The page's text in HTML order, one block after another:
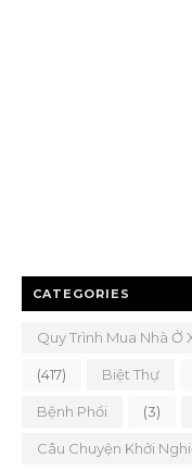
CATEGORIES
Quy Trình Mua Nhà Ở
(417) Biệt Thự
Bệnh Phổi (3)
Câu Chuyện Khởi